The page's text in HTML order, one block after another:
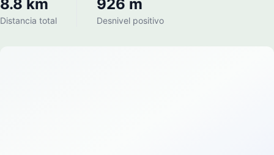
8.8 km
Distancia total
926 m
Desnivel positivo